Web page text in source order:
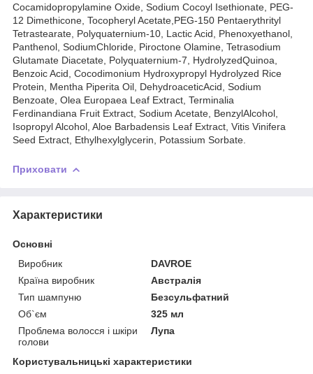
Cocamidopropylamine Oxide, Sodium Cocoyl Isethionate, PEG-
12 Dimethicone, Tocopheryl Acetate,PEG-150 Pentaerythrityl
Tetrastearate, Polyquaternium-10, Lactic Acid, Phenoxyethanol,
Panthenol, SodiumChloride, Piroctone Olamine, Tetrasodium
Glutamate Diacetate, Polyquaternium-7, HydrolyzedQuinoa,
Benzoic Acid, Cocodimonium Hydroxypropyl Hydrolyzed Rice
Protein, Mentha Piperita Oil, DehydroaceticAcid, Sodium
Benzoate, Olea Europaea Leaf Extract, Terminalia
Ferdinandiana Fruit Extract, Sodium Acetate, BenzylAlcohol,
Isopropyl Alcohol, Aloe Barbadensis Leaf Extract, Vitis Vinifera
Seed Extract, Ethylhexylglycerin, Potassium Sorbate.
Приховати
Характеристики
Основні
Виробник
DAVROE
Країна виробник
Австралія
Тип шампуню
Безсульфатний
Об`єм
325 мл
Проблема волосся і шкіри
голови
Лупа
Користувальницькі характеристики